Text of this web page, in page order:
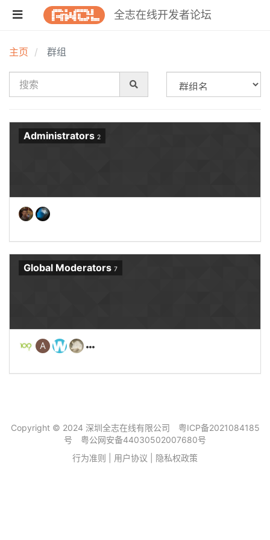
全志在线开发者论坛
主页 群组
Administrators 2
Global Moderators 7
A
Copyright © 2024 深圳全志在线有限公司
粤ICP备2021084185
号
粤公网安备44030502007680号
行为准则
用户协议 隐私权政策